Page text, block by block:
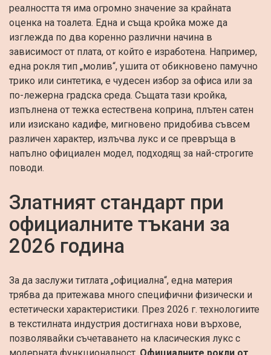
реалността тя има огромно значение за крайната
оценка на тоалета. Една и съща кройка може да
изглежда по два коренно различни начина в
зависимост от плата, от който е изработена. Например,
една рокля тип „молив“, ушита от обикновено памучно
трико или синтетика, е чудесен избор за офиса или за
по-лежерна градска среда. Същата тази кройка,
изпълнена от тежка естествена коприна, плътен сатен
или изискано кадифе, мигновено придобива съвсем
различен характер, излъчва лукс и се превръща в
напълно официален модел, подходящ за най-строгите
поводи.
Златният стандарт при
официалните тъкани за
2026 година
За да заслужи титлата „официална“, една материя
трябва да притежава много специфични физически и
естетически характеристики. През 2026 г. технологиите
в текстилната индустрия достигнаха нови върхове,
позволявайки съчетаването на класическия лукс с
модерната функционалност. Официалните рокли от